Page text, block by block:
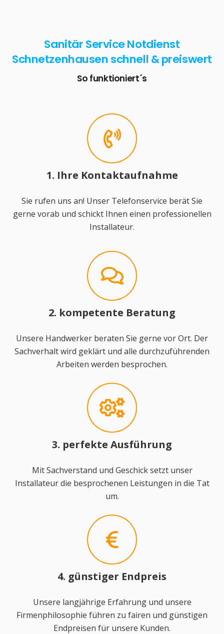
Sanitär Service Notdienst
Schnetzenhausen schnell & preiswert
So funktioniert´s
1. Ihre Kontaktaufnahme
Sie rufen uns an! Unser Telefonservice berät Sie
gerne vorab und schickt Ihnen einen professionellen
Installateur.
2. kompetente Beratung
Unsere Handwerker beraten Sie gerne vor Ort. Der
Sachverhalt wird geklärt und alle durchzuführenden
Arbeiten werden besprochen.
3. perfekte Ausführung
Mit Sachverstand und Geschick setzt unser
Installateur die besprochenen Leistungen in die Tat
um.
4. günstiger Endpreis
Unsere langjährige Erfahrung und unsere
Firmenphilosophie führen zu fairen und günstigen
Endpreisen für unsere Kunden.